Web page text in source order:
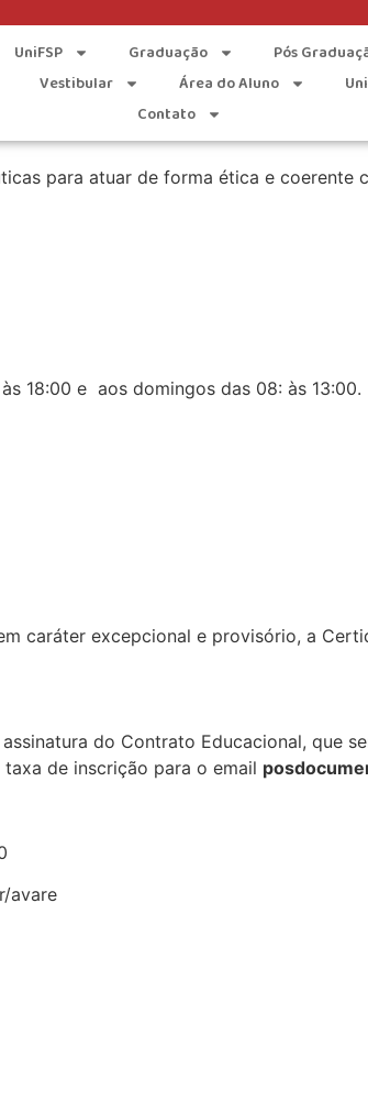
UniFSP Graduação
Pós
Vestibular Área do Aluno
Contato
para atuar de forma ética e
18:00 e aos domingos das 08: às 13:00.
caráter excepcional e provisório, a
do Contrato Educacional, que
de inscrição para o email
avare